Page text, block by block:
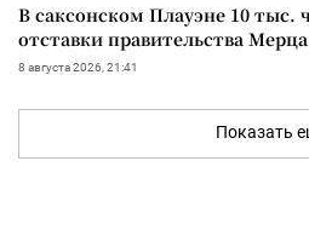
В саксонском Плауэне 10 тыс.
отставки правительства Мерца
8 августа 2026, 21:41
Показать